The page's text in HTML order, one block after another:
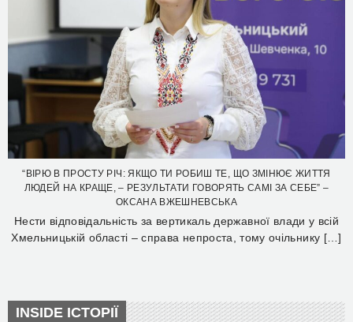
“ВІРЮ В ПРОСТУ РІЧ: ЯКЩО ТИ РОБИШ ТЕ, ЩО ЗМІНЮЄ ЖИТТЯ
ЛЮДЕЙ НА КРАЩЕ, – РЕЗУЛЬТАТИ ГОВОРЯТЬ САМІ ЗА СЕБЕ” –
ОКСАНА ВЖЕШНЕВСЬКА
Нести відповідальність за вертикаль державної влади у всій
Хмельницькій області – справа непроста, тому очільнику […]
INSIDE ІСТОРІЇ